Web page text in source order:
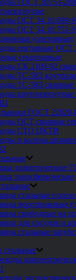
ГОСТ 30753-
ОСТ 34.10.699-
ОСТ 34.10.752-
(секторные)
секторные ОСТ
секционные
СК 2109-92
ТС-582
ТС-583 сварные
ГОСТ 22820-
ОСТ сварные
СТО ЦКТИ
и колена
эллиптические
торосферические
стальные
воротниковые
свободные на
для сосудов и
стальные
стальные